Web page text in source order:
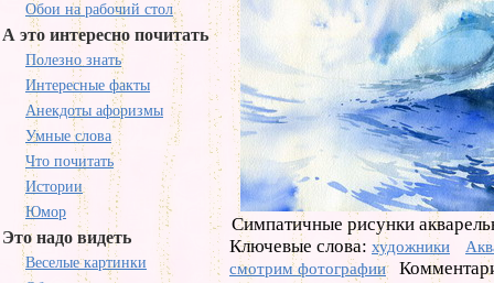
Обои на рабочий стол
А это интересно почитать
Полезно знать
Интересные факты
Анекдоты афоризмы
Умные слова
Что почитать
Истории
Юмор
Это надо видеть
Веселые картинки
Симпатичные рисунки
Ключевые слова: художники
смотрим фотографии